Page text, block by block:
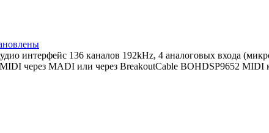
интерфейс 136 каналов 192kHz, 4 аналоговых входа
через MADI или через BreakoutCable BOHDSP9652 MIDI